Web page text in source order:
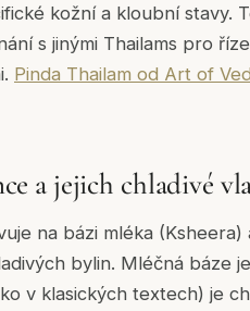
kožní a kloubní stavy.
s jinými Thailams pro
Pinda Thailam od Art of
a jejich chladivé
na bázi mléka
bylin. Mléčná báze
v klasických textech) je